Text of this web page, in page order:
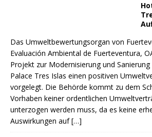
Das Umweltbewertungsorgan von
Evaluación Ambiental de Fuerteventura,
Projekt zur Modernisierung und Sanierung
Palace Tres Islas einen positiven
vorgelegt. Die Behörde kommt zu dem
Vorhaben keiner ordentlichen
unterzogen werden muss, da es keine
Auswirkungen auf[…]